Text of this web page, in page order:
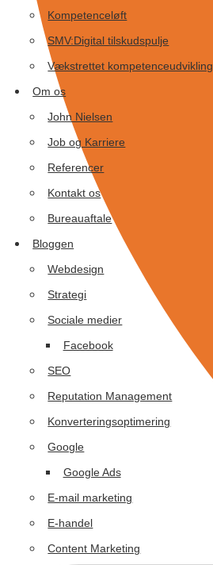
Kompetenceløft
SMV:Digital tilskudspulje
Vækstrettet kompetenceudvikling
Om os
John Nielsen
Job og Karriere
Referencer
Kontakt os
Bureauaftale
Bloggen
Webdesign
Strategi
Sociale medier
Facebook
SEO
Reputation Management
Konverteringsoptimering
Google
Google Ads
E-mail marketing
E-handel
Content Marketing